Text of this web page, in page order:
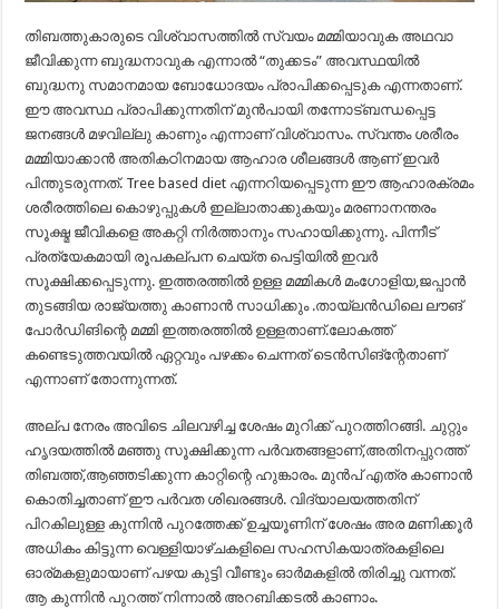
തിബത്തുകാരുടെ വിശ്വാസത്തിൽ സ്വയം മമ്മിയാവുക അഥവാ
ജീവിക്കുന്ന ബുദ്ധനാവുക എന്നാൽ “തുക്കടം” അവസ്ഥയിൽ
ബുദ്ധനു സമാനമായ ബോധോദയം പ്രാപിക്കപ്പെടുക എന്നതാണ്.
ഈ അവസ്ഥ പ്രാപിക്കുന്നതിന് മുൻപായി തന്നോട്ബന്ധപ്പെട്ട
ജനങ്ങൾ മഴവില്ലു കാണും എന്നാണ് വിശ്വാസം. സ്വന്തം ശരീരം
മമ്മിയാക്കാൻ അതികഠിനമായ ആഹാര ശീലങ്ങൾ ആണ് ഇവർ
പിന്തുടരുന്നത്. Tree based diet എന്നറിയപ്പെടുന്ന ഈ ആഹാരക്രമം
ശരീരത്തിലെ കൊഴുപ്പുകൾ ഇല്ലാതാക്കുകയും മരണാനന്തരം
സൂക്ഷ്മ ജീവികളെ അകറ്റി നിർത്താനും സഹായിക്കുന്നു. പിന്നീട്
പ്രത്യേകമായി രൂപകല്പന ചെയ്ത പെട്ടിയിൽ ഇവർ
സൂക്ഷിക്കപ്പെടുന്നു. ഇത്തരത്തിൽ ഉള്ള മമ്മികൾ മംഗോളിയ,ജപ്പാൻ
തുടങ്ങിയ രാജ്യത്തു കാണാൻ സാധിക്കും .തായ്ലൻഡിലെ ലൗങ്
പോർഡിങിന്റെ മമ്മി ഇത്തരത്തിൽ ഉള്ളതാണ്.ലോകത്ത്
കണ്ടെടുത്തവയിൽ ഏറ്റവും പഴക്കം ചെന്നത് ടെൻസിങ്ന്റേതാണ്
എന്നാണ് തോന്നുന്നത്.
അല്പ നേരം അവിടെ ചിലവഴിച്ച ശേഷം മുറിക്ക് പുറത്തിറങ്ങി. ചുറ്റും
ഹൃദയത്തിൽ മഞ്ഞു സൂക്ഷിക്കുന്ന പർവതങ്ങളാണ്,അതിനപ്പുറത്ത്
തിബത്ത്,ആഞ്ഞടിക്കുന്ന കാറ്റിന്റെ ഹുങ്കാരം. മുൻപ് എത്ര കാണാൻ
കൊതിച്ചതാണ് ഈ പർവത ശിഖരങ്ങൾ. വിദ്യാലയത്തതിന്
പിറകിലുള്ള കുന്നിൻ പുറത്തേക്ക് ഉച്ചയൂണിന് ശേഷം അര മണിക്കൂർ
അധികം കിട്ടുന്ന വെള്ളിയാഴ്ചകളിലെ സഹസികയാത്രകളിലെ
ഓര്മകളുമായാണ് പഴയ കുട്ടി വീണ്ടും ഓർമകളിൽ തിരിച്ചു വന്നത്.
ആ കുന്നിൻ പുറത്ത് നിന്നാൽ അറബിക്കടൽ കാണാം.